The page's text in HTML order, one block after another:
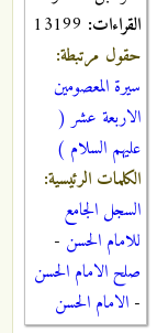
القراءات:
حقول مرتبطة:
سيرة المعصومين
الاربعة عشر (
عليهم السلام )
الكلمات الرئيسية:
السجل الجامع
للامام الحسن -
صلح الامام الحسن
- الامام الحسن